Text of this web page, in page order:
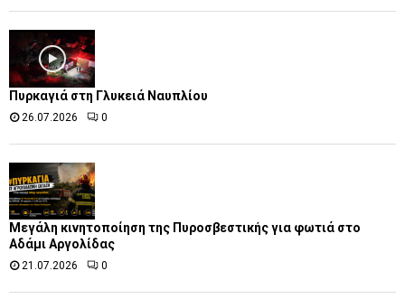
Πυρκαγιά στη Γλυκειά Ναυπλίου
26.07.2026 0
Μεγάλη κινητοποίηση της Πυροσβεστικής για φωτιά στο
Αδάμι Αργολίδας
21.07.2026 0